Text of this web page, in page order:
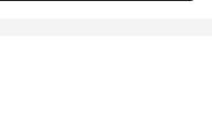
5 Sternen